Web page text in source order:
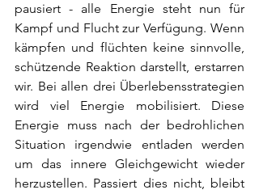
pausiert - alle Energie steht nun für
Kampf und Flucht zur Verfügung. Wenn
kämpfen und flüchten keine sinnvolle,
schützende Reaktion darstellt, erstarren
wir. Bei allen drei Überlebensstrategien
wird viel Energie mobilisiert. Diese
Energie muss nach der bedrohlichen
Situation irgendwie entladen werden
um das innere Gleichgewicht wieder
herzustellen. Passiert dies nicht, bleibt